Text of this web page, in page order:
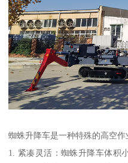
蜘蛛升降车是一种特殊的高空作
1. 紧凑灵活：蜘蛛升降车体积